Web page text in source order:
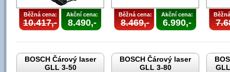
Běžná cena:
10.417,-
Akční cena:
8.490,-
Běžná cena:
8.469,-
Akční cena:
6.990,-
BOSCH Čárový laser
GLL 3-50
BOSCH Čárový laser
GLL 3-80